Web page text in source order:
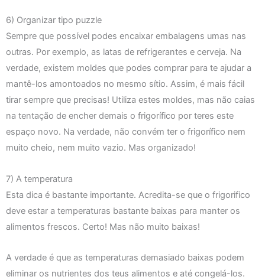
6) Organizar tipo puzzle
Sempre que possível podes encaixar embalagens umas nas
outras. Por exemplo, as latas de refrigerantes e cerveja. Na
verdade, existem moldes que podes comprar para te ajudar a
mantê-los amontoados no mesmo sítio. Assim, é mais fácil
tirar sempre que precisas! Utiliza estes moldes, mas não caias
na tentação de encher demais o frigorífico por teres este
espaço novo. Na verdade, não convém ter o frigorífico nem
muito cheio, nem muito vazio. Mas organizado!
7) A temperatura
Esta dica é bastante importante. Acredita-se que o frigorifico
deve estar a temperaturas bastante baixas para manter os
alimentos frescos. Certo! Mas não muito baixas!
A verdade é que as temperaturas demasiado baixas podem
eliminar os nutrientes dos teus alimentos e até congelá-los.